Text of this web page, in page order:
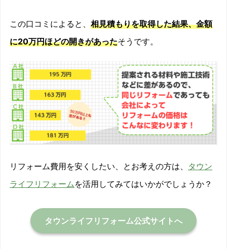
この口コミによると、 相見積もりを取得した結果、金額
に20万円ほどの開きがあったそうです。
リフォーム費用を安くしたい、とお考えの方は、 タウン
ライフリフォームを活用してみてはいかがでしょうか？
タウンライフリフォーム公式サイトへ